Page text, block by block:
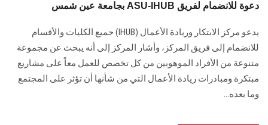
بجامعة عين شمس ASU-IHUB دعوة للانضمام لفريق
يدعو مركز الابتكار وريادة الأعمال‎ (IHUB) ‎جميع الكليات والأقسام
‏للانضمام إلى فريق المركز، وأشار المركز إلى أنه يبحث عن مجموعة
متنوعة من الأفراد الموهوبين من كل تخصص للعمل ‏معاً على مشاريع
مبتكرة ومبادرات ريادة الأعمال التي من شأنها أن تؤثر على ‏المجتمع
وما بعده‎.‎..